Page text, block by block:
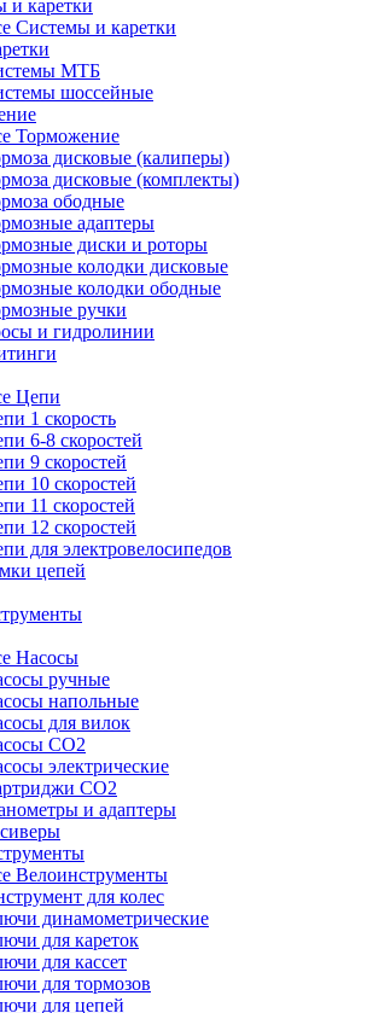
и каретки
Системы и каретки
МТБ
шоссейные
Торможение
дисковые (калиперы)
дисковые (комплекты)
ободные
адаптеры
диски и роторы
колодки дисковые
колодки ободные
ручки
и гидролинии
Цепи
1 скорость
6-8 скоростей
9 скоростей
10 скоростей
11 скоростей
12 скоростей
для электровелосипедов
цепей
Насосы
ручные
напольные
для вилок
CO2
электрические
CO2
и адаптеры
Велоинструменты
для колес
динамометрические
для кареток
для кассет
для тормозов
для цепей